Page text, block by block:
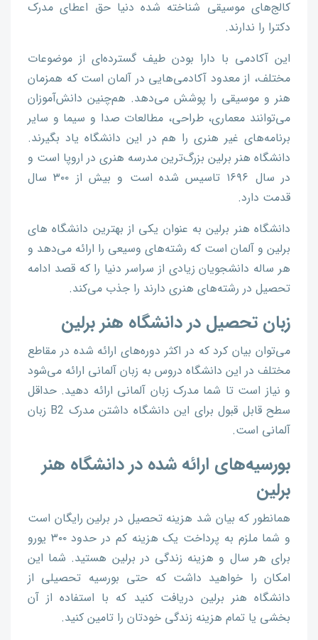
کالج‌های موسیقی شناخته شده دنیا حق اعطای مدرک
دکترا را ندارند.
این آکادمی با دارا بودن طیف گسترده‌ای از موضوعات
مختلف، از معدود آکادمی‌هایی در آلمان است که همزمان
هنر و موسیقی را پوشش می‌دهد. هم‌چنین دانش‌آموزان
می‌توانند معماری، طراحی، مطالعات صدا و سیما و سایر
برنامه‌های غیر هنری را هم در این دانشگاه یاد بگیرند.
دانشگاه هنر برلین بزرگ‌ترین مدرسه هنری در اروپا است و
در سال ۱۶۹۶ تاسیس شده است و بیش از ۳۰۰ سال
قدمت دارد.
دانشگاه هنر برلین به عنوان یکی از بهترین دانشگاه های
برلین و آلمان است که رشته‌های وسیعی را ارائه می‌دهد و
هر ساله دانشجویان زیادی از سراسر دنیا را که قصد ادامه
تحصیل در رشته‌های هنری دارند را جذب می‌کند.
زبان تحصیل در دانشگاه هنر برلین
می‌توان بیان کرد که در اکثر دوره‌های ارائه شده در مقاطع
مختلف در این دانشگاه دروس به زبان آلمانی ارائه می‌شود
و نیاز است تا شما مدرک زبان آلمانی ارائه دهید. حداقل
سطح قابل قبول برای این دانشگاه داشتن مدرک B2 زبان
آلمانی است.
بورسیه‌های ارائه شده در دانشگاه هنر
برلین
همانطور که بیان شد هزینه تحصیل در برلین رایگان است
و شما ملزم به پرداخت یک هزینه کم در حدود ۳۰۰ یورو
برای هر سال و هزینه زندگی در برلین هستید. شما این
امکان را خواهید داشت که حتی بورسیه تحصیلی از
دانشگاه هنر برلین دریافت کنید که با استفاده از آن
بخشی یا تمام هزینه زندگی خودتان را تامین کنید.